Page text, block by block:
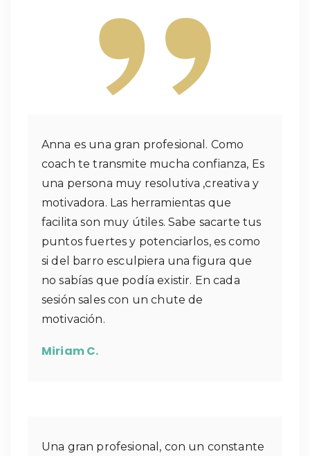
Anna es una gran profesional. Como
coach te transmite mucha confianza, Es
una persona muy resolutiva ,creativa y
motivadora. Las herramientas que
facilita son muy útiles. Sabe sacarte tus
puntos fuertes y potenciarlos, es como
si del barro esculpiera una figura que
no sabías que podía existir. En cada
sesión sales con un chute de
motivación.
Miriam C.
Una gran profesional, con un constante